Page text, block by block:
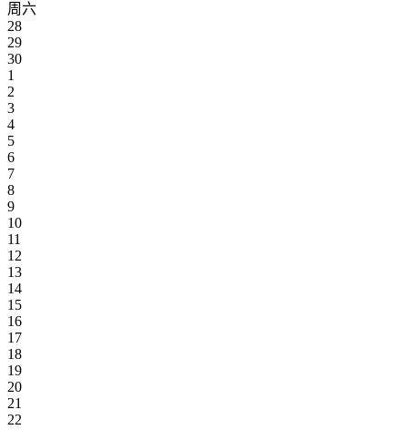
周六
28
29
30
1
2
3
4
5
6
7
8
9
10
11
12
13
14
15
16
17
18
19
20
21
22